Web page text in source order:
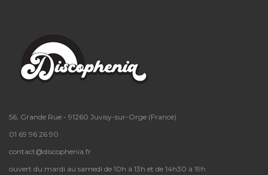
56, Grande Rue - 91260 Juvisy-sur-Orge (France)
01 69 96 26 90
contact@discophenia.fr
ouvert du mardi au samedi de 10h à 13h et de 14h30 à 19h